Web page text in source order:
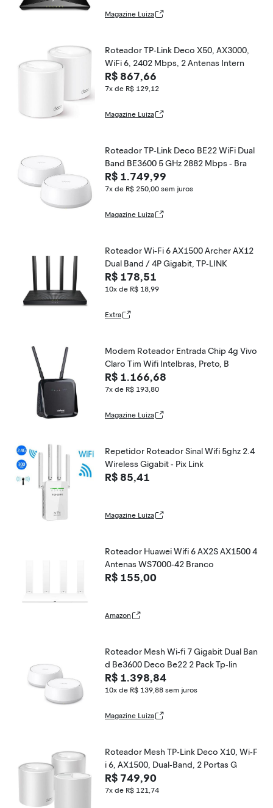
Magazine Luiza
Roteador TP-Link Deco X50, AX3000,
WiFi 6, 2402 Mbps, 2 Antenas Intern
R$ 867,66
7x de R$ 129,12
Magazine Luiza
Roteador TP-Link Deco BE22 WiFi Dual
Band BE3600 5 GHz 2882 Mbps - Bra
R$ 1.749,99
7x de R$ 250,00 sem juros
Magazine Luiza
Roteador Wi-Fi 6 AX1500 Archer AX12
Dual Band / 4P Gigabit, TP-LINK
R$ 178,51
10x de R$ 18,99
Extra
Modem Roteador Entrada Chip 4g Vivo
Claro Tim Wifi Intelbras, Preto, B
R$ 1.166,68
7x de R$ 193,80
Magazine Luiza
Repetidor Roteador Sinal Wifi 5ghz 2.4
Wireless Gigabit - Pix Link
R$ 85,41
Magazine Luiza
Roteador Huawei Wifi 6 AX2S AX1500 4
Antenas WS7000-42 Branco
R$ 155,00
Amazon
Roteador Mesh Wi-fi 7 Gigabit Dual Ban
d Be3600 Deco Be22 2 Pack Tp-lin
R$ 1.398,84
10x de R$ 139,88 sem juros
Magazine Luiza
Roteador Mesh TP-Link Deco X10, Wi-F
i 6, AX1500, Dual-Band, 2 Portas G
R$ 749,90
7x de R$ 121,74